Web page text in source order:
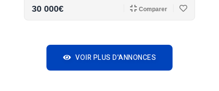
30 000€ Comparer
VOIR PLUS D'ANNONCES